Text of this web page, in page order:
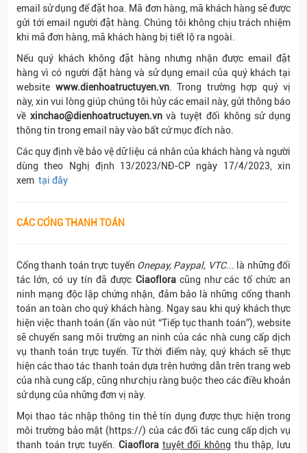
email sử dụng để đặt hoa. Mã đơn hàng, mã khách hàng sẽ được
gửi tới email người đặt hàng. Chúng tôi không chịu trách nhiệm
khi mã đơn hàng, mã khách hàng bị tiết lộ ra ngoài.
Nếu quý khách không đặt hàng nhưng nhận được email đặt
hàng vì có người đặt hàng và sử dụng email của quý khách tại
website www.dienhoatructuyen.vn. Trong trường hợp quý vị
này, xin vui lòng giúp chúng tôi hủy các email này, gửi thông báo
về xinchao@dienhoatructuyen.vnvà tuyệt đối không sử dụng
thông tin trong email này vào bất cứ mục đích nào.
Các quy định về bảo vệ dữ liệu cá nhân của khách hàng và người
dùng theo Nghị định 13/2023/NĐ-CP ngày 17/4/2023, xin
xem tại đây
CÁC CỔNG THANH TOÁN
Cổng thanh toán trực tuyến Onepay, Paypal, VTC... là những đối
tác lớn, có uy tín đã được Ciaoflora cũng như các tổ chức an
ninh mạng độc lập chứng nhận, đảm bảo là những cổng thanh
toán an toàn cho quý khách hàng. Ngay sau khi quý khách thực
hiện việc thanh toán (ấn vào nút “Tiếp tục thanh toán”), website
sẽ chuyển sang môi trường an ninh của các nhà cung cấp dịch
vụ thanh toán trực tuyến. Từ thời điểm này, quý khách sẽ thực
hiện các thao tác thanh toán dựa trên hướng dẫn trên trang web
của nhà cung cấp, cũng như chịu ràng buộc theo các điều khoản
sử dụng của những đơn vị này.
Mọi thao tác nhập thông tin thẻ tín dụng được thực hiện trong
môi trường bảo mật (https://) của các đối tác cung cấp dịch vụ
thanh toán trực tuyến. Ciaoflora tuyệt đối không thu thập, lưu